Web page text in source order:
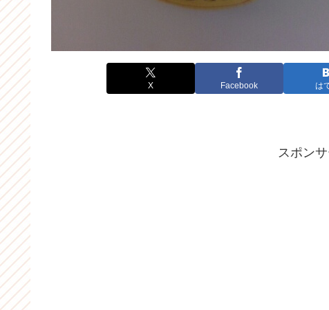
X Facebook は
スポン